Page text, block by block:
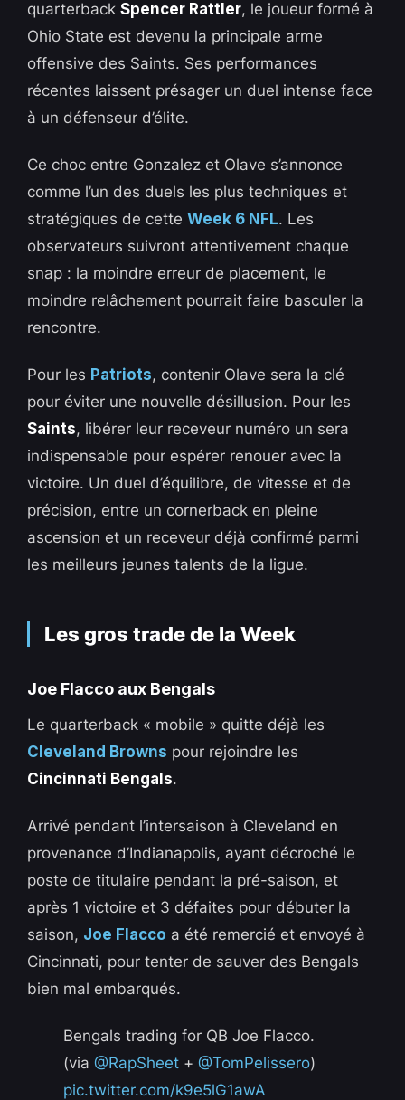
quarterbackSpencer Rattler, le joueur formé à
Ohio State est devenu la principale arme
offensive des Saints. Ses performances
récentes laissent présager un duel intense face
à un défenseur d’élite.
Ce choc entre Gonzalez et Olave s’annonce
comme l’un des duels les plus techniques et
stratégiques de cetteWeek 6 NFL. Les
observateurs suivront attentivement chaque
snap : la moindre erreur de placement, le
moindre relâchement pourrait faire basculer la
rencontre.
Pour les Patriots, contenir Olave sera la clé
pour éviter une nouvelle désillusion. Pour les
Saints, libérer leur receveur numéro un sera
indispensable pour espérer renouer avec la
victoire. Un duel d’équilibre, de vitesse et de
précision, entre un cornerback en pleine
ascension et un receveur déjà confirmé parmi
les meilleurs jeunes talents de la ligue.
Les gros trade de la Week
Joe Flacco aux Bengals
Le quarterback « mobile » quitte déjà les
Cleveland Browns pour rejoindre les
Cincinnati Bengals.
Arrivé pendant l’intersaison à Cleveland en
provenance d’Indianapolis, ayant décroché le
poste de titulaire pendant la pré-saison, et
après 1 victoire et 3 défaites pour débuter la
saison, Joe Flacco a été remercié et envoyé à
Cincinnati, pour tenter de sauver des Bengals
bien mal embarqués.
Bengals trading for QB Joe Flacco.
(via@RapSheet +@TomPelissero)
pic.twitter.com/k9e5lG1awA